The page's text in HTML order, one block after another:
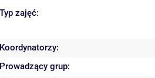
Typ zajęć:
Koordynatorzy:
Prowadzący grup: